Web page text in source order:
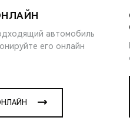
автомобиль
его онлайн